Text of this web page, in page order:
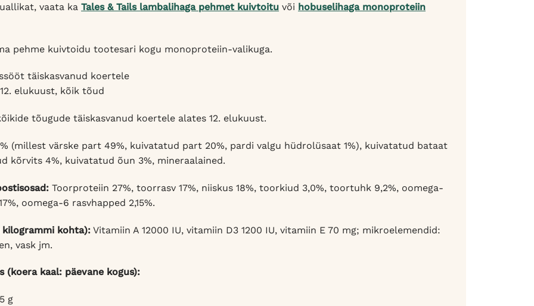
vaata kaTales & Tails lambalihaga pehmet kuivtoitu või hobuselihaga monoproteiin
pehme kuivtoidu tootesari kogu monoproteiin-valikuga.
täiskasvanud koertele
elukuust, kõik tõud
tõugude täiskasvanud koertele alates 12. elukuust.
(millest värske part 49%, kuivatatud part 20%, pardi valgu hüdrolüsaat 1%), kuivatatud bataat
kõrvits 4%, kuivatatud õun 3%, mineraalained.
Toorproteiin 27%, toorrasv 17%, niiskus 18%, toorkiud 3,0%, toortuhk 9,2%, oomega-
oomega-6 rasvhapped 2,15%.
kilogrammi kohta): Vitamiin A 12000 IU, vitamiin D3 1200 IU, vitamiin E 70 mg; mikroelemendid:
vask jm.
(koera kaal: päevane kogus):
g